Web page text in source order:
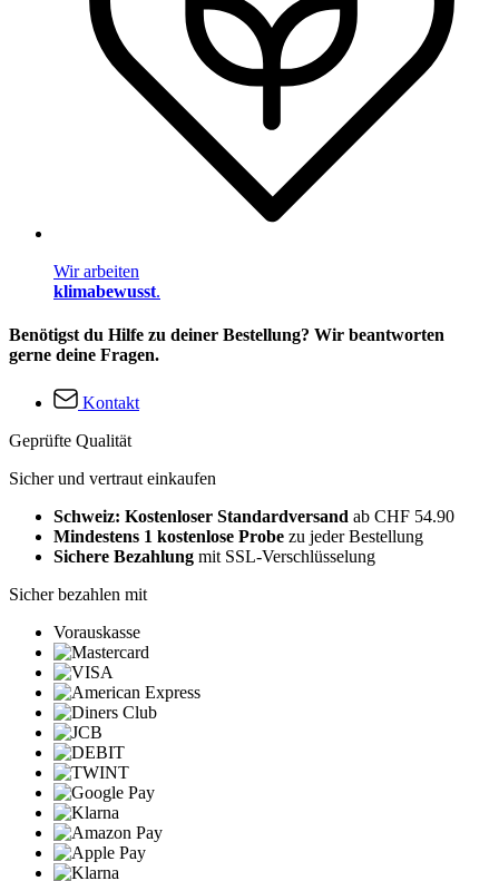
Wir arbeiten
klimabewusst.
Benötigst du Hilfe zu deiner Bestellung? Wir beantworten
gerne deine Fragen.
Kontakt
Geprüfte Qualität
Sicher und vertraut einkaufen
Schweiz: Kostenloser Standardversand ab CHF 54.90
Mindestens 1 kostenlose Probe zu jeder Bestellung
Sichere Bezahlung mit SSL-Verschlüsselung
Sicher bezahlen mit
Vorauskasse